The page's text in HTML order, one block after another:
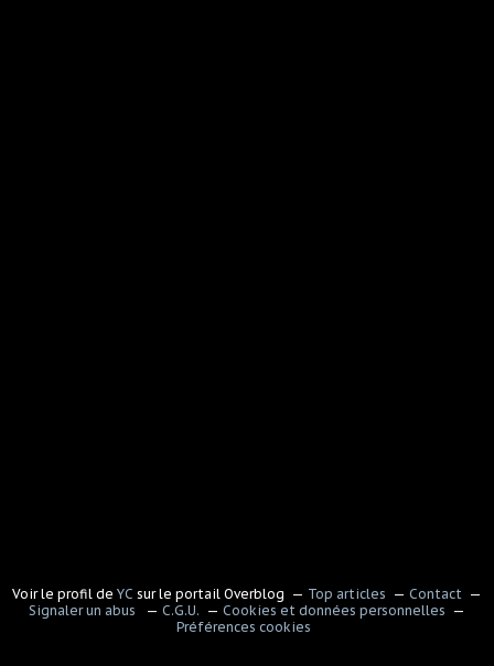
Voir le profil de YC sur le portail Overblog Top articles
Contact
Signaler un abus
C.G.U.
Cookies et données personnelles
Préférences cookies